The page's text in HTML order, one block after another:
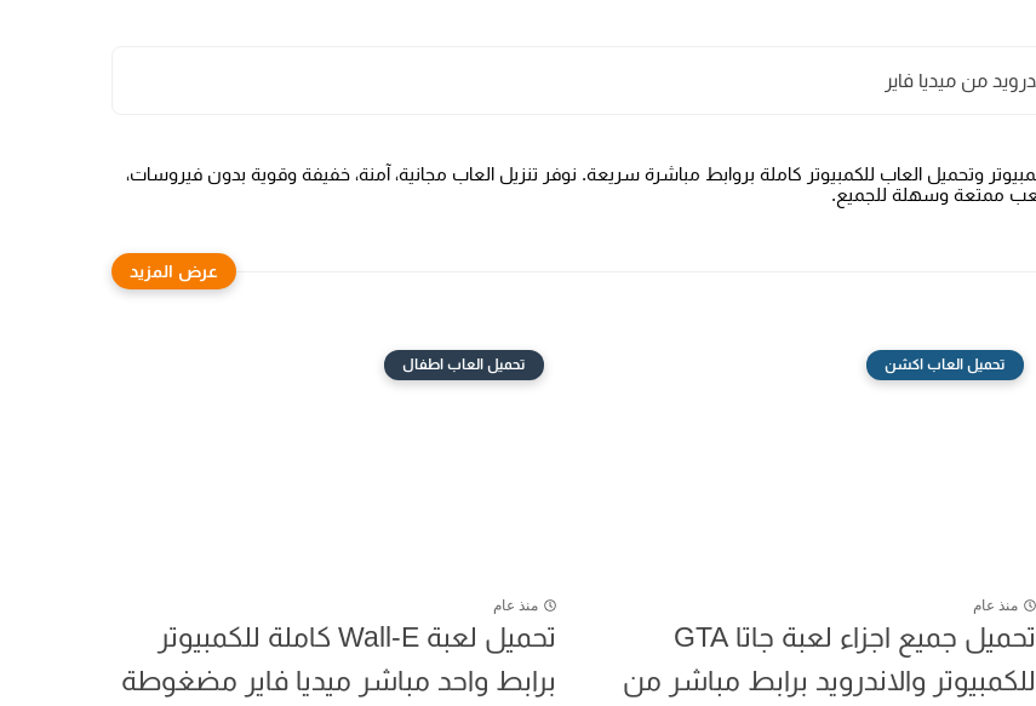
وتحميل العاب للكمبيوتر كاملة بروابط مباشرة سريعة. نوفر تنزيل العاب مجانية، آمنة، خفيفة وقوية بدون فيروسات،
ممتعة وسهلة للجميع.
تحميل العاب اكشن
منذ عام
تحميل جميع اجزاء لعبة جاتا GTA
للكمبيوتر والاندرويد برابط مباشر من
تحميل العاب اطفال
منذ عام
تحميل لعبة Wall-E كاملة للكمبيوتر
برابط واحد مباشر ميديا فاير مضغوطة